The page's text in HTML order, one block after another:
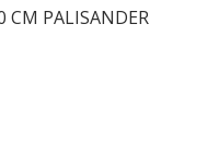
CM PALISANDER